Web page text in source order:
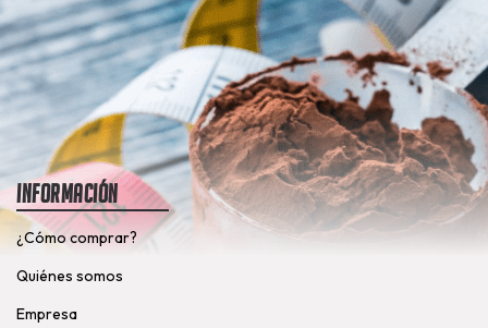
Información
¿Cómo comprar?
Quiénes somos
Empresa